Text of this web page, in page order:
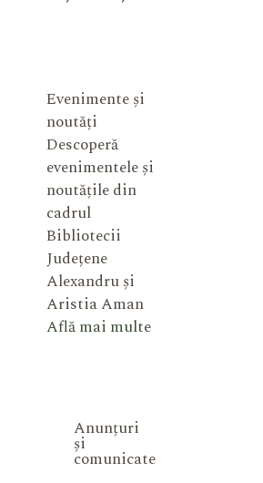
Evenimente și
noutăți
Descoperă
evenimentele și
noutățile din
cadrul
Bibliotecii
Județene
Alexandru și
Aristia Aman
Află mai multe
Anunțuri
și
comunicate